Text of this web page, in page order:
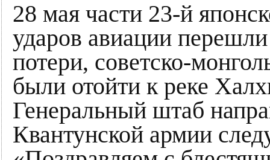
28 мая части 23-й
ударов авиации
потери, советско-
были отойти к реке
Генеральный штаб
Квантунской армии